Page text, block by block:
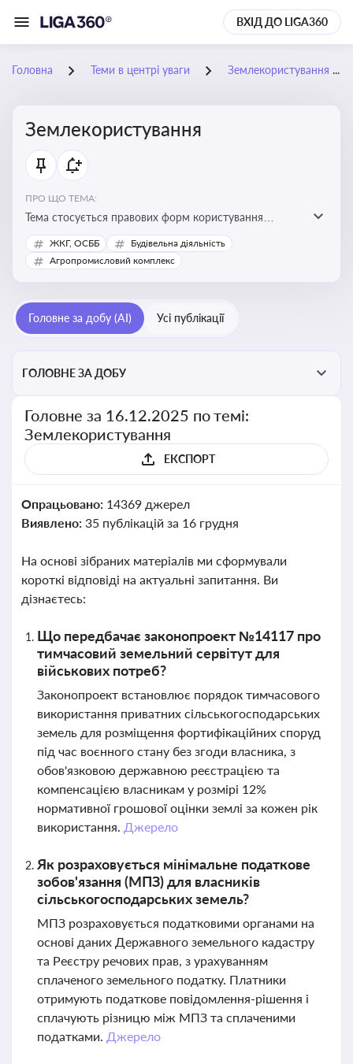
ВХІД ДО LIGA360
Головна Теми в центрі уваги Землекористування
Землекористування
ПРО ЩО ТЕМА:
Тема стосується правових форм користування
землею, зокрема умов доступу, володіння та
користування земельними ділянками різних форм
ЖКГ, ОСББ
Будівельна діяльність
Агропромисловий комплекс
Головне за добу (AI) Усі публікації
ГОЛОВНЕ ЗА ДОБУ
Головне за 16.12.2025 по темі:
Землекористування
ЕКСПОРТ
Опрацьовано: 14369 джерел
Виявлено: 35 публікацій за 16 грудня
На основі зібраних матеріалів ми сформували
короткі відповіді на актуальні запитання. Ви
дізнаєтесь:
Що передбачає законопроект №14117 про
тимчасовий земельний сервітут для
військових потреб?
Законопроект встановлює порядок тимчасового
використання приватних сільськогосподарських
земель для розміщення фортифікаційних споруд
під час воєнного стану без згоди власника, з
обов'язковою державною реєстрацією та
компенсацією власникам у розмірі 12%
нормативної грошової оцінки землі за кожен рік
використання. Джерело
Як розраховується мінімальне податкове
зобов'язання (МПЗ) для власників
сільськогосподарських земель?
МПЗ розраховується податковими органами на
основі даних Державного земельного кадастру
та Реєстру речових прав, з урахуванням
сплаченого земельного податку. Платники
отримують податкове повідомлення-рішення і
сплачують різницю між МПЗ та сплаченими
податками. Джерело